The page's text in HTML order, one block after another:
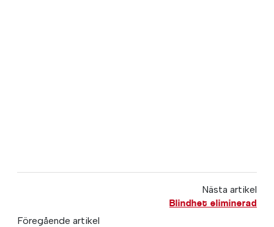
Nästa artikel
Blindhet eliminerad
Föregående artikel